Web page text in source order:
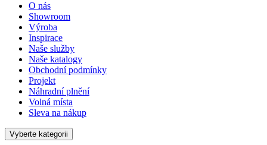
O nás
Showroom
Výroba
Inspirace
Naše služby
Naše katalogy
Obchodní podmínky
Projekt
Náhradní plnění
Volná místa
Sleva na nákup
Vyberte kategorii